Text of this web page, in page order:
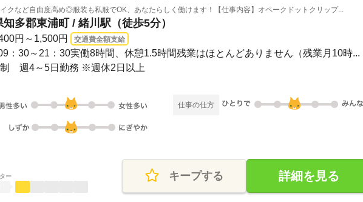
クなど自由度高め◎服装も私服でOK、あなたらしく働けます！【仕事内容】オペークドットクリップ...
知多郡東浦町 / 緒川駅（徒歩5分）
円～1,500円 交通費全額支給
：30～21：30実働8時間、休憩1.5時間残業はほとんどありません（残業月10時...
制 週4～5日勤務 ※週休2日以上
仕事の仕方
ー キープする 詳細を見る